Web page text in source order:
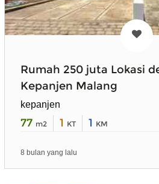
Rumah 250 juta Lokasi
Kepanjen Malang
kepanjen
77 m2 1 KT 1 KM
8 bulan yang lalu